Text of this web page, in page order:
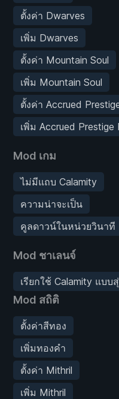
ตั้งค่า Dwarves
เพิ่ม Dwarves
ตั้งค่า Mountain Soul
เพิ่ม Mountain Soul
ตั้งค่า Accrued
เพิ่ม Accrued Prestige
Mod เกม
ไม่มีแถบ Calamity
ความน่าจะเป็น
คูลดาวน์ในหน่วยวินาที
Mod ชาเลนจ์
เรียกใช้ Calamity แบบ
Mod สถิติ
ตั้งค่าสีทอง
เพิ่มทองคำ
ตั้งค่า Mithril
เพิ่ม Mithril